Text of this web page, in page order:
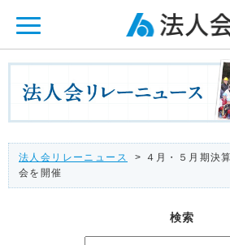
法人会リレーニュース
> ４月・５月期決
会を開催
検索